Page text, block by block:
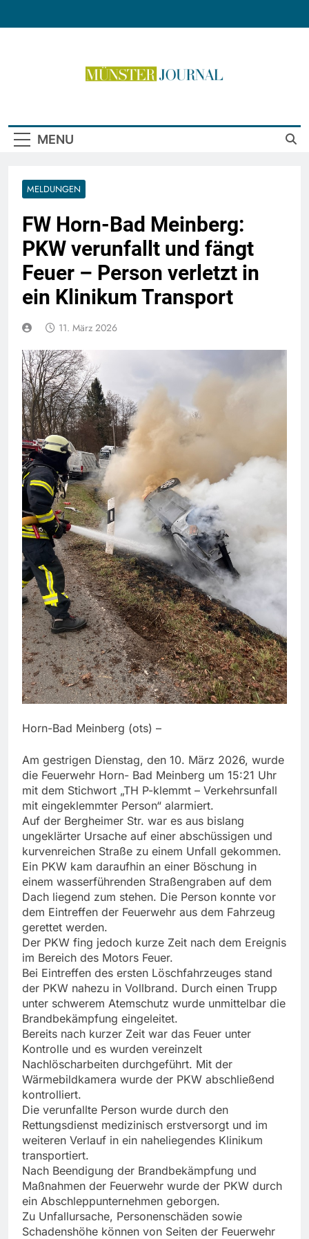
MENU
MELDUNGEN
FW Horn-Bad Meinberg:
PKW verunfallt und fängt
Feuer – Person verletzt in
ein Klinikum Transport
11. März 2026
Horn-Bad Meinberg (ots) –
Am gestrigen Dienstag, den 10. März 2026, wurde
die Feuerwehr Horn- Bad Meinberg um 15:21 Uhr
mit dem Stichwort „TH P-klemmt – Verkehrsunfall
mit eingeklemmter Person“ alarmiert.
Auf der Bergheimer Str. war es aus bislang
ungeklärter Ursache auf einer abschüssigen und
kurvenreichen Straße zu einem Unfall gekommen.
Ein PKW kam daraufhin an einer Böschung in
einem wasserführenden Straßengraben auf dem
Dach liegend zum stehen. Die Person konnte vor
dem Eintreffen der Feuerwehr aus dem Fahrzeug
gerettet werden.
Der PKW fing jedoch kurze Zeit nach dem Ereignis
im Bereich des Motors Feuer.
Bei Eintreffen des ersten Löschfahrzeuges stand
der PKW nahezu in Vollbrand. Durch einen Trupp
unter schwerem Atemschutz wurde unmittelbar die
Brandbekämpfung eingeleitet.
Bereits nach kurzer Zeit war das Feuer unter
Kontrolle und es wurden vereinzelt
Nachlöscharbeiten durchgeführt. Mit der
Wärmebildkamera wurde der PKW abschließend
kontrolliert.
Die verunfallte Person wurde durch den
Rettungsdienst medizinisch erstversorgt und im
weiteren Verlauf in ein naheliegendes Klinikum
transportiert.
Nach Beendigung der Brandbekämpfung und
Maßnahmen der Feuerwehr wurde der PKW durch
ein Abschleppunternehmen geborgen.
Zu Unfallursache, Personenschäden sowie
Schadenshöhe können von Seiten der Feuerwehr